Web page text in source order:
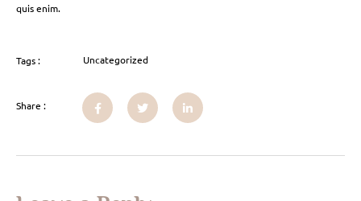
quis enim.
Tags : Uncategorized
Share :